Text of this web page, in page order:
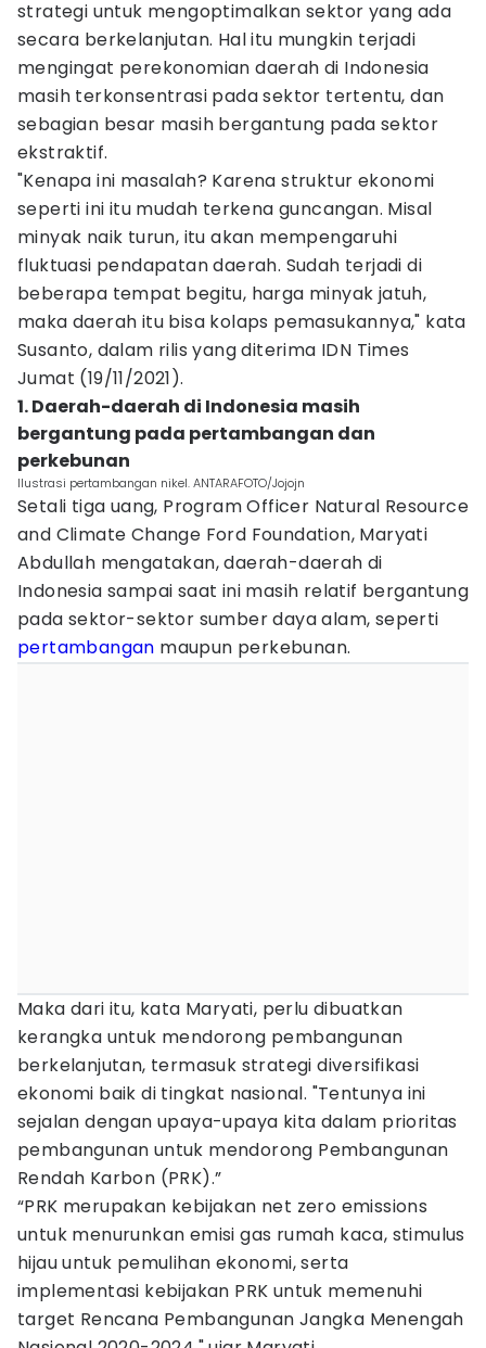
strategi untuk mengoptimalkan sektor yang ada
secara berkelanjutan. Hal itu mungkin terjadi
mengingat perekonomian daerah di Indonesia
masih terkonsentrasi pada sektor tertentu, dan
sebagian besar masih bergantung pada sektor
ekstraktif.
"Kenapa ini masalah? Karena struktur ekonomi
seperti ini itu mudah terkena guncangan. Misal
minyak naik turun, itu akan mempengaruhi
fluktuasi pendapatan daerah. Sudah terjadi di
beberapa tempat begitu, harga minyak jatuh,
maka daerah itu bisa kolaps pemasukannya," kata
Susanto, dalam rilis yang diterima IDN Times
Jumat (19/11/2021).
1. Daerah-daerah di Indonesia masih
bergantung pada pertambangan dan
perkebunan
Ilustrasi pertambangan nikel. ANTARAFOTO/Jojojn
Setali tiga uang, Program Officer Natural Resource
and Climate Change Ford Foundation, Maryati
Abdullah mengatakan, daerah-daerah di
Indonesia sampai saat ini masih relatif bergantung
pada sektor-sektor sumber daya alam, seperti
pertambangan maupun perkebunan.
Maka dari itu, kata Maryati, perlu dibuatkan
kerangka untuk mendorong pembangunan
berkelanjutan, termasuk strategi diversifikasi
ekonomi baik di tingkat nasional. "Tentunya ini
sejalan dengan upaya-upaya kita dalam prioritas
pembangunan untuk mendorong Pembangunan
Rendah Karbon (PRK).”
“PRK merupakan kebijakan net zero emissions
untuk menurunkan emisi gas rumah kaca, stimulus
hijau untuk pemulihan ekonomi, serta
implementasi kebijakan PRK untuk memenuhi
target Rencana Pembangunan Jangka Menengah